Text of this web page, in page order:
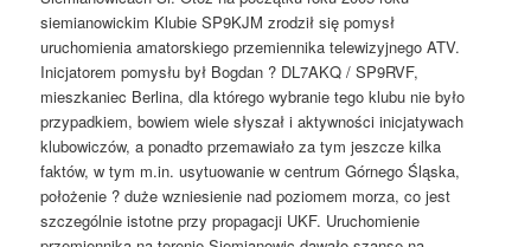
siemianowickim Klubie SP9KJM zrodził się pomysł
uruchomienia amatorskiego przemiennika telewizyjnego ATV.
Inicjatorem pomysłu był Bogdan ? DL7AKQ / SP9RVF,
mieszkaniec Berlina, dla którego wybranie tego klubu nie było
przypadkiem, bowiem wiele słyszał i aktywności inicjatywach
klubowiczów, a ponadto przemawiało za tym jeszcze kilka
faktów, w tym m.in. usytuowanie w centrum Górnego Śląska,
położenie ? duże wzniesienie nad poziomem morza, co jest
szczególnie istotne przy propagacji UKF. Uruchomienie